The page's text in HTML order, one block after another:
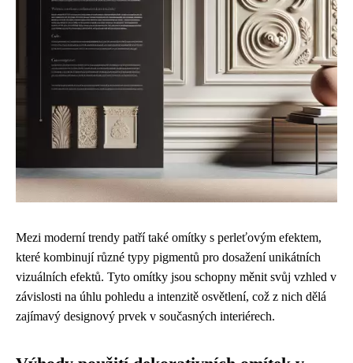
Mezi moderní trendy patří také omítky s perleťovým efektem,
které kombinují různé typy pigmentů pro dosažení unikátních
vizuálních efektů. Tyto omítky jsou schopny měnit svůj vzhled v
závislosti na úhlu pohledu a intenzitě osvětlení, což z nich dělá
zajímavý designový prvek v současných interiérech.